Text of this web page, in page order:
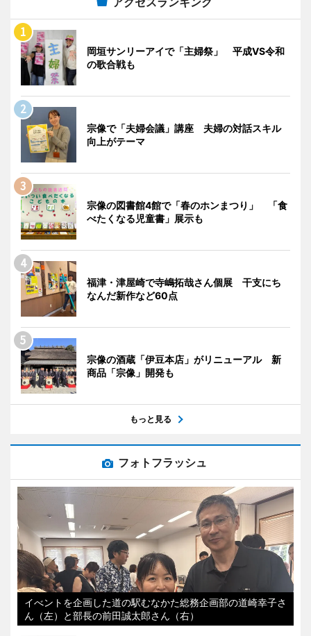
岡垣サンリーアイで「主婦祭」 平成VS令和
の歌合戦も
宗像で「夫婦会議」講座 夫婦の対話スキル
向上がテーマ
宗像の図書館4館で「春のホンまつり」 「食
べたくなる児童書」展示も
福津・津屋崎で寺嶋拓哉さん個展 干支にち
なんだ新作など60点
宗像の酒蔵「伊豆本店」がリニューアル 新
商品「宗像」開発も
もっと見る
フォトフラッシュ
イべントを企画した道の駅むなかた総務企画部の道崎幸子さ
ん（左）と部長の前田誠太郎さん（右）